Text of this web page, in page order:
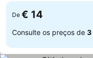
De € 14
Consulte os preços de 3